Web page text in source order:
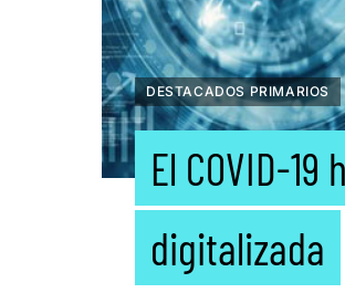
DESTACADOS PRIMARIOS
El COVID-
digitalizada